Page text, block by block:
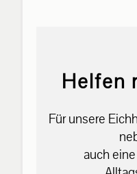
Helfen
Für unsere
auch